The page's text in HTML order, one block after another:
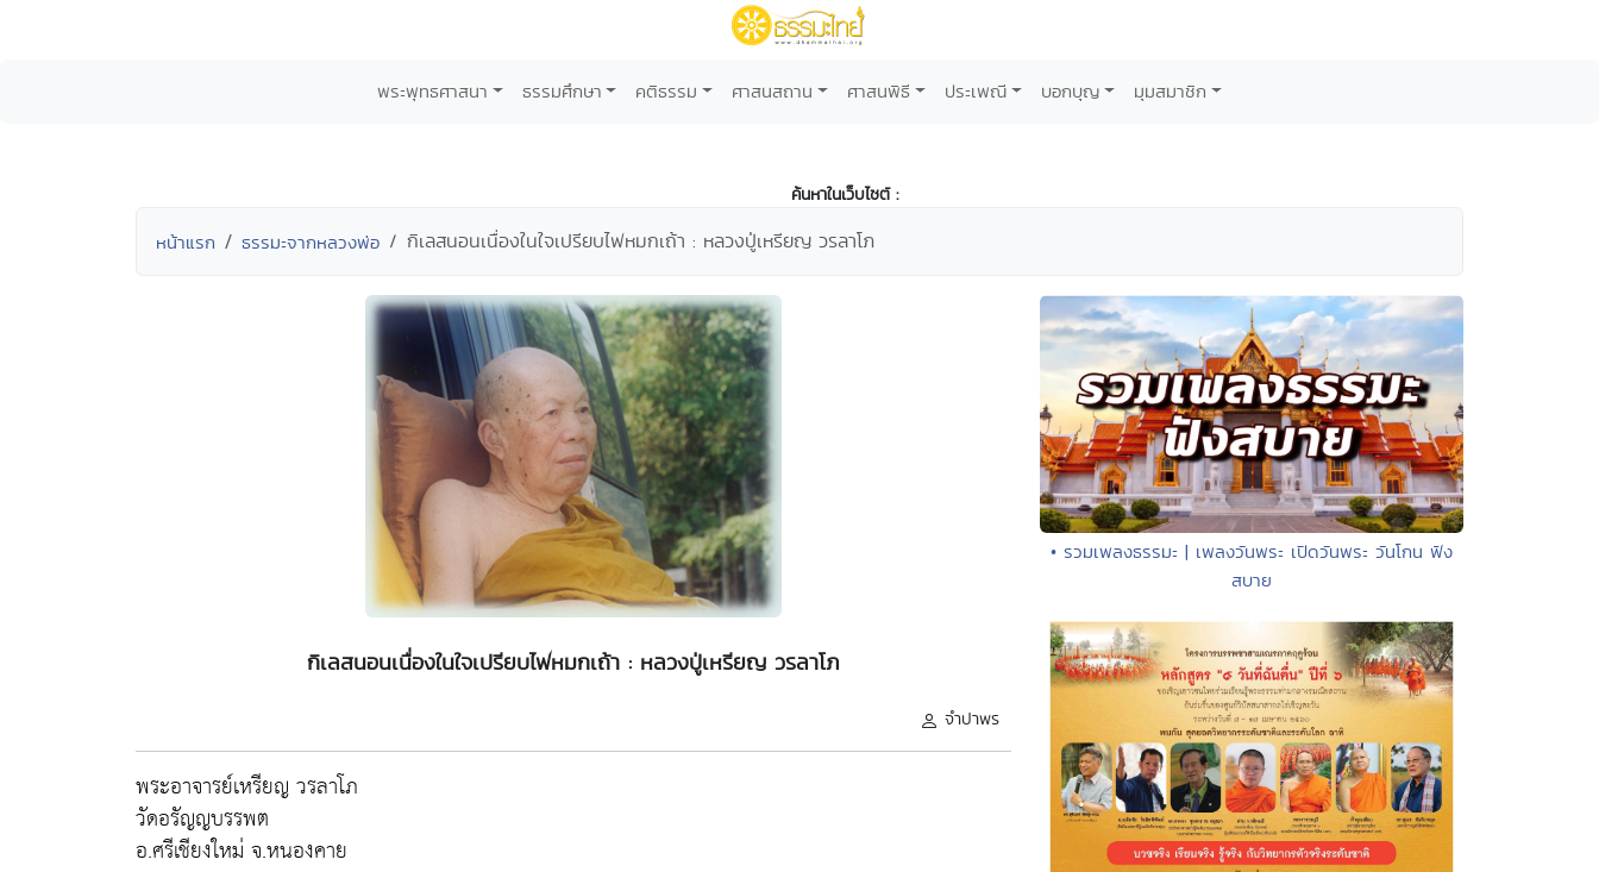
พระพุทธศาสนา ธรรมศึกษา คติธรรม ศาสนสถาน ศาสนพิธี ประเพณี บอกบุญ มุมสมาชิก
ค้นหาในเว็บไซต์ :
หน้าแรก ธรรมะจากหลวงพ่อ กิเลสนอนเนื่องในใจเปรียบไฟหมกเถ้า : หลวงปู่เหรียญ วรลาโภ
กิเลสนอนเนื่องในใจเปรียบไฟหมกเถ้า : หลวงปู่เหรียญ วรลาโภ
จำปาพร
พระอาจารย์เหรียญ วรลาโภ
วัดอรัญญบรรพต
อ.ศรีเชียงใหม่ จ.หนองคาย
• รวมเพลงธรรมะ | เพลงวันพระ เปิดวันพระ วันโกน ฟัง
สบาย